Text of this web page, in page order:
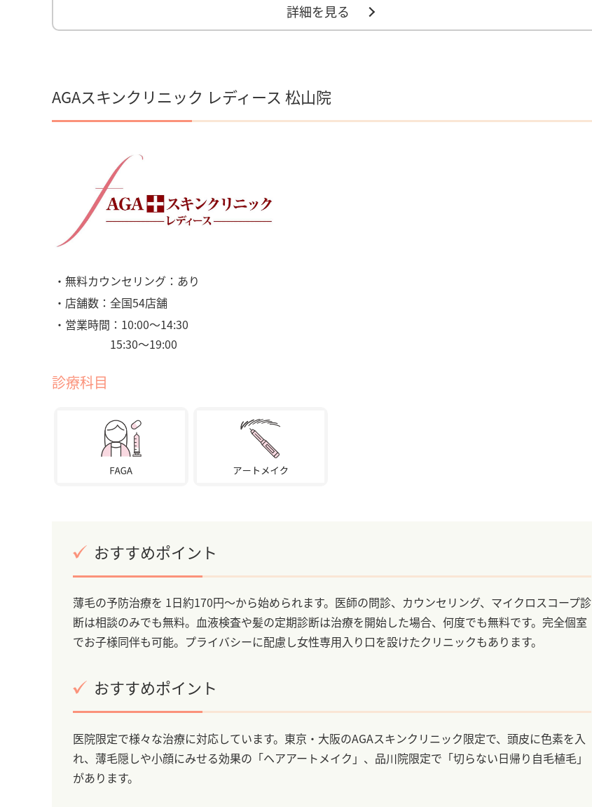
詳細を見る
AGAスキンクリニック レディース 松山院
・無料カウンセリング：あり
・店舗数：全国54店舗
・営業時間：10:00〜14:30
15:30〜19:00
診療科目
おすすめポイント
薄毛の予防治療を 1日約170円～から始められます。医師の問診、カウンセリング、マイクロスコープ診
断は相談のみでも無料。血液検査や髪の定期診断は治療を開始した場合、何度でも無料です。完全個室
でお子様同伴も可能。プライバシーに配慮し女性専用入り口を設けたクリニックもあります。
おすすめポイント
医院限定で様々な治療に対応しています。東京・大阪のAGAスキンクリニック限定で、頭皮に色素を入
れ、薄毛隠しや小顔にみせる効果の「ヘアアートメイク」、品川院限定で「切らない日帰り自毛植毛」
があります。